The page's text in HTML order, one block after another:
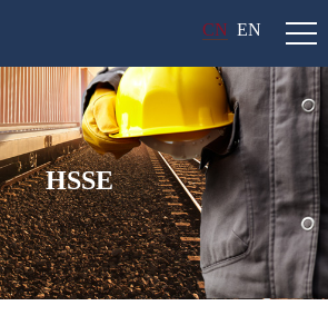
CN EN
HSSE